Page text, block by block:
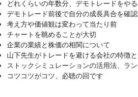
どれくらいの年数分、デモトレードをや
デモトレード前後で自分の成長具合を確
考え方や価値観は変わって当たり前
チャートを眺めることが大切
企業の業績と株価の相関について
山下先生がトレードを避ける会社の特徴
ストックシミュレーションの活用法、ラ
コツコツがコツ、必聴の回です